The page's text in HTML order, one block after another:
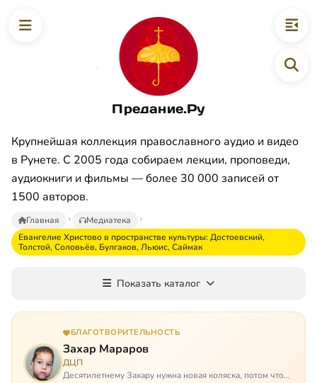
Предание.Ру
Крупнейшая коллекция православного аудио и видео
в Рунете. С 2005 года собираем лекции, проповеди,
аудиокниги и фильмы — более 30 000 записей от
1500 авторов.
Главная
Медиатека
Евангелие Христово в пространстве культуры: Достоевский,
Толстой, Соловьёв, Булгаков, Льюис, Саймак
Показать каталог
БЛАГОТВОРИТЕЛЬНОСТЬ
Захар Мараров
ДЦП
Десятилетнему Захару нужна новая коляска, потом что